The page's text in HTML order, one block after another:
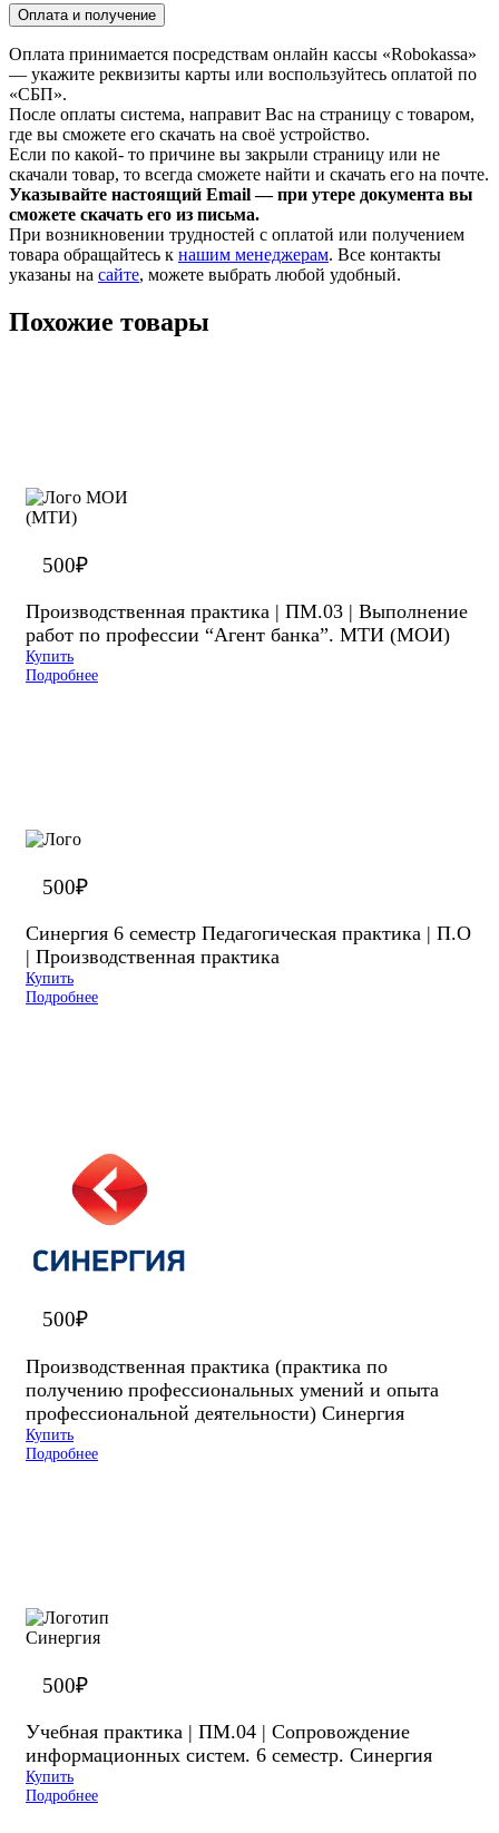
Оплата и получение
Оплата принимается посредствам онлайн кассы «Robokassa»
— укажите реквизиты карты или воспользуйтесь оплатой по
«СБП».
После оплаты система, направит Вас на страницу с товаром,
где вы сможете его скачать на своё устройство.
Если по какой- то причине вы закрыли страницу или не
скачали товар, то всегда сможете найти и скачать его на почте.
Указывайте настоящий Email — при утере документа вы
сможете скачать его из письма.
При возникновении трудностей с оплатой или получением
товара обращайтесь к нашим менеджерам. Все контакты
указаны на сайте, можете выбрать любой удобный.
Похожие товары
500₽
Производственная практика | ПМ.03 | Выполнение
работ по профессии “Агент банка”. МТИ (МОИ)
Купить
Подробнее
500₽
Синергия 6 семестр Педагогическая практика | П.О
| Производственная практика
Купить
Подробнее
500₽
Производственная практика (практика по
получению профессиональных умений и опыта
профессиональной деятельности) Синергия
Купить
Подробнее
500₽
Учебная практика | ПМ.04 | Сопровождение
информационных систем. 6 семестр. Синергия
Купить
Подробнее